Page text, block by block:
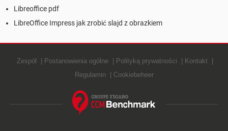
Libreoffice pdf
LibreOffice Impress jak zrobić slajd z obrazkiem
Zespół Postanowienia ogólne Polityką prywatności
Kontakt
Regulamin
Cookiebeheer